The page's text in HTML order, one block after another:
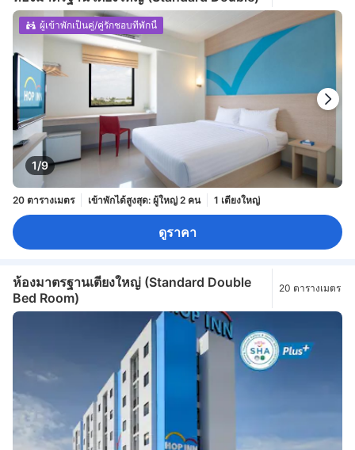
1/9
ผู้เข้าพักเป็นคู่/คู่รักชอบที่พักนี้
20 ตารางเมตร เข้าพักได้สูงสุด: ผู้ใหญ่ 2 คน 1 เตียงใหญ่
ดูราคา
ห้องมาตรฐานเตียงใหญ่ (Standard Double
Bed Room)
20 ตารางเมตร